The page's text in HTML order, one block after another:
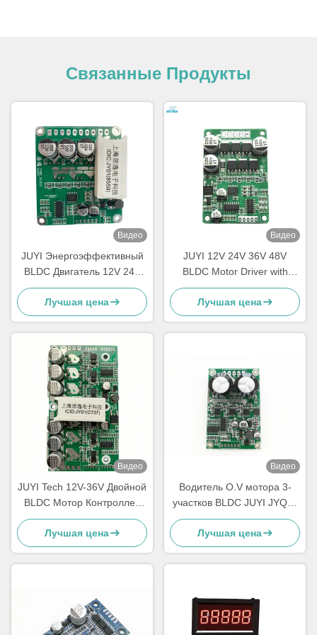
Связанные Продукты
Видео
JUYI Энергоэффективный
BLDC Двигатель 12V 24V
48V с тормозной функцией
Лучшая цена
Видео
JUYI 12V 24V 36V 48V
BLDC Motor Driver with
JY01 IC and Wide Voltage
Compatibility for 10A Current
Лучшая цена
Видео
JUYI Tech 12V-36V Двойной
BLDC Мотор Контроллер
для двух BLDC Моторов с
тормозной функцией и
PWM Управление
Лучшая цена
Видео
Водитель O.V мотора 3-
участков BLDC JUYI JYQD-
6.5E/предохранение от
PWM L.V частота 1-20KHZ
Лучшая цена